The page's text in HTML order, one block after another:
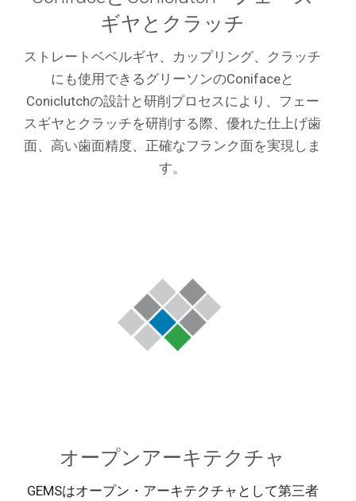
ギヤとクラッチ
ストレートベベルギヤ、カップリング、クラッチ
にも使用できるグリーソンのConifaceと
Coniclutchの設計と研削プロセスにより、フェー
スギヤとクラッチを研削する際、優れた仕上げ歯
面、高い歯面精度、正確なフランク面を実現しま
す。
オープンアーキテクチャ
GEMSはオープン・アーキテクチャとして第三者